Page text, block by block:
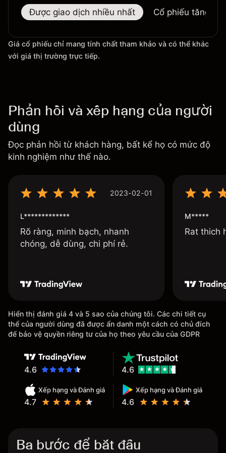
Được giao dịch nhiều nhất Cổ phiếu tăng
Giá cổ phiếu chỉ mang tính chất tham khảo và có thể khác
với giá thị trường trực tiếp.
Phản hồi và xếp hạng của người
dùng
Đọc phản hồi từ khách hàng, bất kể họ có mức độ
kinh nghiệm như thế nào.
2023-02-01
L*************
Rõ ràng, minh bạch, nhanh
chóng, dễ dùng, chi phí rẻ.
M*****
Rat thich
Hiển thị đánh giá 4 và 5 sao của chúng tôi. Các chi tiết cụ
thể của người dùng đã được ẩn danh một cách có chủ đích
để bảo vệ quyền riêng tư của họ theo yêu cầu của GDPR
4.6
Xếp hạng và Đánh giá
4.7
Xếp hạng và Đánh giá
4.6
4.6
Ba bước để bắt đầu